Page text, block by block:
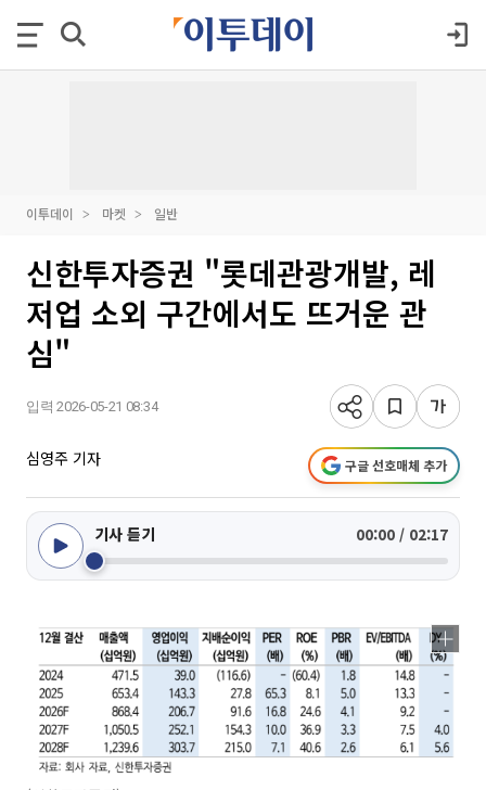
이투데이 마켓 일반
신한투자증권 "롯데관광개발, 레
저업 소외 구간에서도 뜨거운 관
심"
입력 2026-05-21 08:34
심영주 기자 구글 선호매체 추가
기사 듣기 00:00 / 02:17